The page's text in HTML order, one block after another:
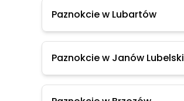
Paznokcie w Lubartów
Paznokcie w Janów Lubelski